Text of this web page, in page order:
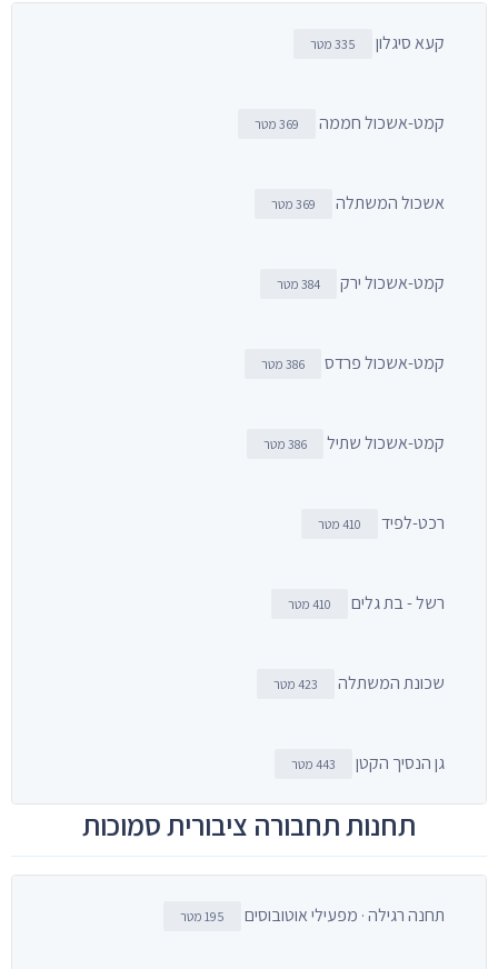
קעא סיגלון 335 מטר
קמט-אשכול חממה 369 מטר
אשכול המשתלה 369 מטר
קמט-אשכול ירק 384 מטר
קמט-אשכול פרדס 386 מטר
קמט-אשכול שתיל 386 מטר
רכט-לפיד 410 מטר
רשל - בת גלים 410 מטר
שכונת המשתלה 423 מטר
גן הנסיך הקטן 443 מטר
תחנות תחבורה ציבורית סמוכות
תחנה רגילה · מפעילי אוטובוסים 195 מטר